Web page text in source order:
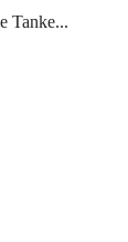
Tanke...